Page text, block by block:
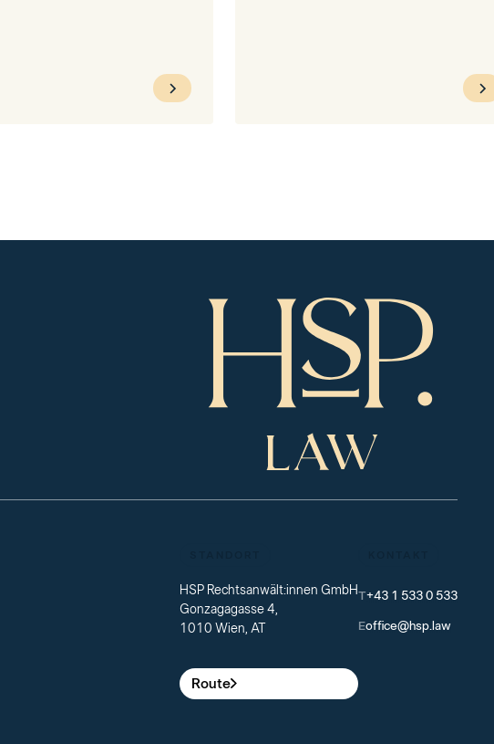
HSP Rechtsanwält:innen GmbH
Gonzagagasse 4,
1010 Wien, AT
Route
T+43 1 533 0 533
Eoffice@hsp.law